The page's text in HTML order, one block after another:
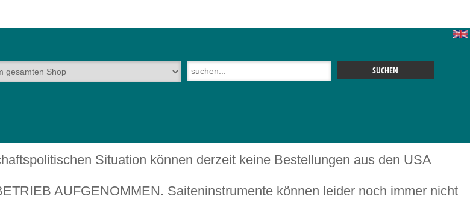
Situation können derzeit keine Bestellungen aus den USA
AUFGENOMMEN. Saiteninstrumente können leider noch immer nicht